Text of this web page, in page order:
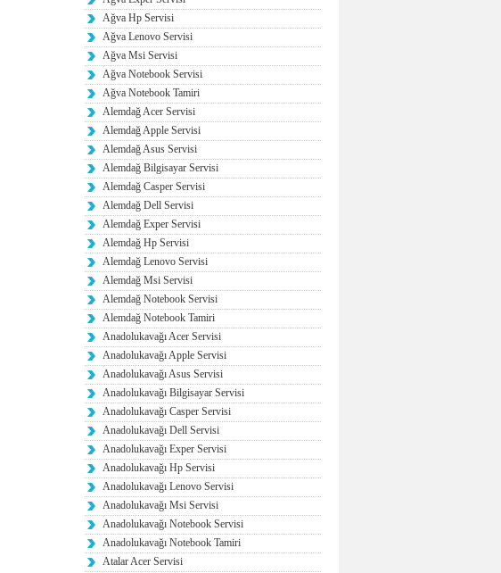
Ağva Hp Servisi
Ağva Lenovo Servisi
Ağva Msi Servisi
Ağva Notebook Servisi
Ağva Notebook Tamiri
Alemdağ Acer Servisi
Alemdağ Apple Servisi
Alemdağ Asus Servisi
Alemdağ Bilgisayar Servisi
Alemdağ Casper Servisi
Alemdağ Dell Servisi
Alemdağ Exper Servisi
Alemdağ Hp Servisi
Alemdağ Lenovo Servisi
Alemdağ Msi Servisi
Alemdağ Notebook Servisi
Alemdağ Notebook Tamiri
Anadolukavağı Acer Servisi
Anadolukavağı Apple Servisi
Anadolukavağı Asus Servisi
Anadolukavağı Bilgisayar Servisi
Anadolukavağı Casper Servisi
Anadolukavağı Dell Servisi
Anadolukavağı Exper Servisi
Anadolukavağı Hp Servisi
Anadolukavağı Lenovo Servisi
Anadolukavağı Msi Servisi
Anadolukavağı Notebook Servisi
Anadolukavağı Notebook Tamiri
Atalar Acer Servisi